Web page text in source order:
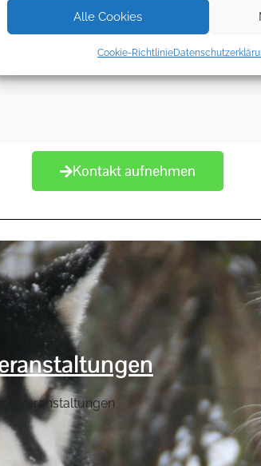
Alle Cookies
Cookie-Richtlinie
m² groß und 1,80
benutzt werden.
zu lassen, etwas
treffen.
Wenn du Interesse
Kontakt aufnehmen
Veranstaltungen